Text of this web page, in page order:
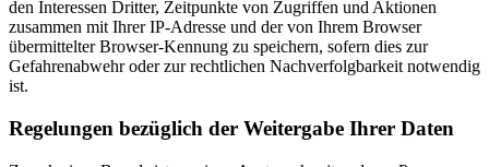
den Interessen Dritter, Zeitpunkte von Zugriffen und Aktionen
zusammen mit Ihrer IP-Adresse und der von Ihrem Browser
übermittelter Browser-Kennung zu speichern, sofern dies zur
Gefahrenabwehr oder zur rechtlichen Nachverfolgbarkeit notwendig
ist.
Regelungen bezüglich der Weitergabe Ihrer Daten